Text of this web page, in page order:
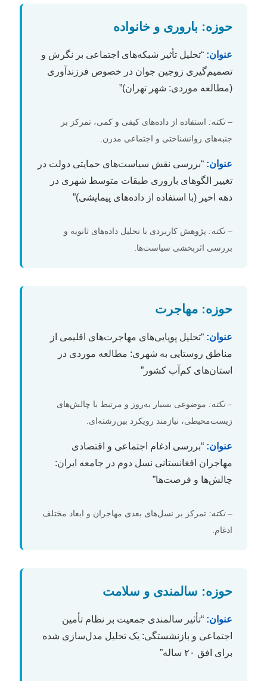
حوزه: باروری و خانواده
عنوان: “تحلیل تأثیر شبکه‌های اجتماعی بر نگرش و
تصمیم‌گیری زوجین جوان در خصوص فرزندآوری
(مطالعه موردی: شهر تهران)”
–نکته: استفاده از داده‌های کیفی و کمی، تمرکز بر
جنبه‌های روانشناختی و اجتماعی مدرن.
عنوان: “بررسی نقش سیاست‌های حمایتی دولت در
تغییر الگوهای باروری طبقات متوسط شهری در
دهه اخیر (با استفاده از داده‌های پیمایشی)”
–نکته: پژوهش کاربردی با تحلیل داده‌های ثانویه و
بررسی اثربخشی سیاست‌ها.
حوزه: مهاجرت
عنوان: “تحلیل پویایی‌های مهاجرت‌های اقلیمی از
مناطق روستایی به شهری: مطالعه موردی در
استان‌های کم‌آب کشور”
–نکته: موضوعی بسیار به‌روز و مرتبط با چالش‌های
زیست‌محیطی، نیازمند رویکرد بین‌رشته‌ای.
عنوان: “بررسی ادغام اجتماعی و اقتصادی
مهاجران افغانستانی نسل دوم در جامعه ایران:
چالش‌ها و فرصت‌ها”
–نکته: تمرکز بر نسل‌های بعدی مهاجران و ابعاد مختلف
ادغام.
حوزه: سالمندی و سلامت
عنوان: “تأثیر سالمندی جمعیت بر نظام تأمین
اجتماعی و بازنشستگی: یک تحلیل مدل‌سازی شده
برای افق ۲۰ ساله”